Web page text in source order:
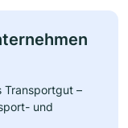
Transportgut –
und